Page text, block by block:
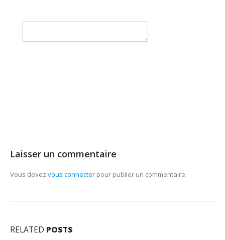
Laisser un commentaire
Vous devez vous connecter pour publier un commentaire.
RELATED POSTS